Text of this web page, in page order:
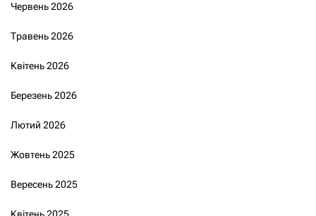
Червень 2026
Травень 2026
Квітень 2026
Березень 2026
Лютий 2026
Жовтень 2025
Вересень 2025